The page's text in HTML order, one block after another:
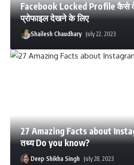
Facebook Locked Profile कैसे
प्रोफाइल देखने के लिए
Shailesh Chaudhary July 22, 2023
27 Amazing Facts about
तथ्य Do you know?
Deep Shikha Singh July 28, 2023